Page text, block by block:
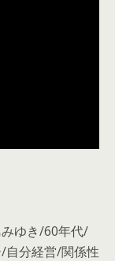
ゆき/60年代/
自分経営/関係性